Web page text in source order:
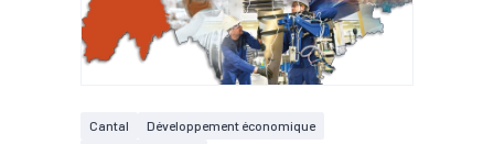
Cantal
Développement économique